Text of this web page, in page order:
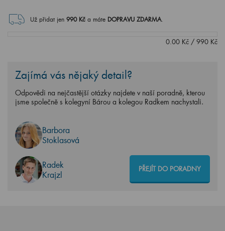
Už přidat jen 990Kč a máte DOPRAVU ZDARMA.
0.00 Kč / 990 Kč
Zajímá vás nějaký detail?
Odpovědi na nejčastější otázky najdete v naší poradně, kterou
jsme společně s kolegyní Bárou a kolegou Radkem nachystali.
Barbora
Stoklasová
Radek
Krajzl
PŘEJÍT DO PORADNY